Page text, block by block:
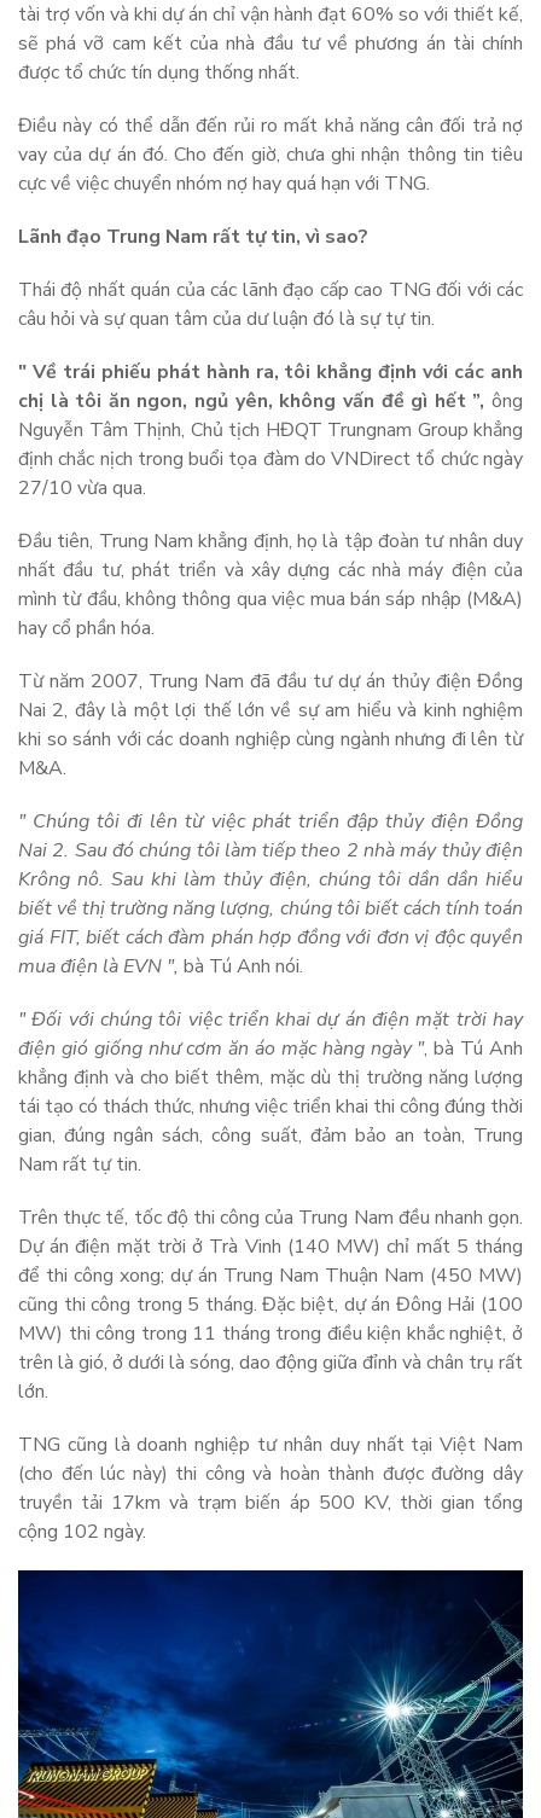
tài trợ vốn và khi dự án chỉ vận hành đạt 60% so với thiết kế,
sẽ phá vỡ cam kết của nhà đầu tư về phương án tài chính
được tổ chức tín dụng thống nhất.
Điều này có thể dẫn đến rủi ro mất khả năng cân đối trả nợ
vay của dự án đó. Cho đến giờ, chưa ghi nhận thông tin tiêu
cực về việc chuyển nhóm nợ hay quá hạn với TNG.
Lãnh đạo Trung Nam rất tự tin, vì sao?
Thái độ nhất quán của các lãnh đạo cấp cao TNG đối với các
câu hỏi và sự quan tâm của dư luận đó là sự tự tin.
" Về trái phiếu phát hành ra, tôi khẳng định với các anh
chị là tôi ăn ngon, ngủ yên, không vấn đề gì hết ”, ông
Nguyễn Tâm Thịnh, Chủ tịch HĐQT Trungnam Group khẳng
định chắc nịch trong buổi tọa đàm do VNDirect tổ chức ngày
27/10 vừa qua.
Đầu tiên, Trung Nam khẳng định, họ là tập đoàn tư nhân duy
nhất đầu tư, phát triển và xây dựng các nhà máy điện của
mình từ đầu, không thông qua việc mua bán sáp nhập (M&A)
hay cổ phần hóa.
Từ năm 2007, Trung Nam đã đầu tư dự án thủy điện Đồng
Nai 2, đây là một lợi thế lớn về sự am hiểu và kinh nghiệm
khi so sánh với các doanh nghiệp cùng ngành nhưng đi lên từ
M&A.
" Chúng tôi đi lên từ việc phát triển đập thủy điện Đồng
Nai 2. Sau đó chúng tôi làm tiếp theo 2 nhà máy thủy điện
Krông nô. Sau khi làm thủy điện, chúng tôi dần dần hiểu
biết về thị trường năng lượng, chúng tôi biết cách tính toán
giá FIT, biết cách đàm phán hợp đồng với đơn vị độc quyền
mua điện là EVN ", bà Tú Anh nói.
" Đối với chúng tôi việc triển khai dự án điện mặt trời hay
điện gió giống như cơm ăn áo mặc hàng ngày ", bà Tú Anh
khẳng định và cho biết thêm, mặc dù thị trường năng lượng
tái tạo có thách thức, nhưng việc triển khai thi công đúng thời
gian, đúng ngân sách, công suất, đảm bảo an toàn, Trung
Nam rất tự tin.
Trên thực tế, tốc độ thi công của Trung Nam đều nhanh gọn.
Dự án điện mặt trời ở Trà Vinh (140 MW) chỉ mất 5 tháng
để thi công xong; dự án Trung Nam Thuận Nam (450 MW)
cũng thi công trong 5 tháng. Đặc biệt, dự án Đông Hải (100
MW) thi công trong 11 tháng trong điều kiện khắc nghiệt, ở
trên là gió, ở dưới là sóng, dao động giữa đỉnh và chân trụ rất
lớn.
TNG cũng là doanh nghiệp tư nhân duy nhất tại Việt Nam
(cho đến lúc này) thi công và hoàn thành được đường dây
truyền tải 17km và trạm biến áp 500 KV, thời gian tổng
cộng 102 ngày.